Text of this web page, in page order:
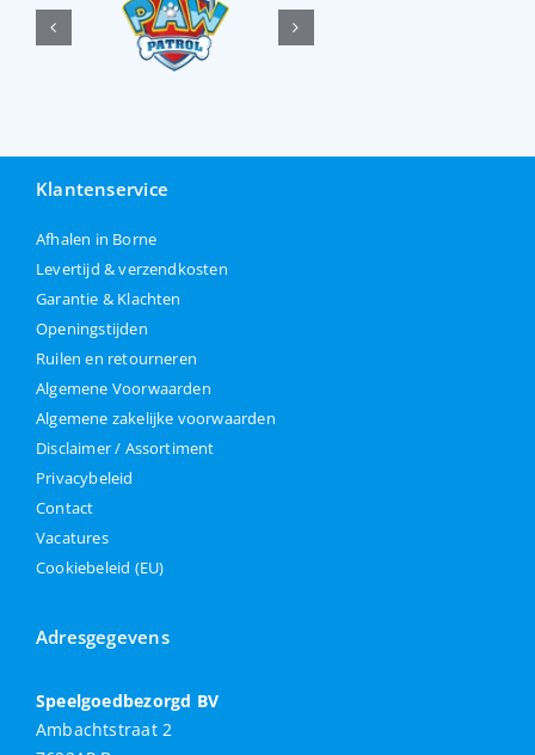
Klantenservice
Afhalen in Borne
Levertijd & verzendkosten
Garantie & Klachten
Openingstijden
Ruilen en retourneren
Algemene Voorwaarden
Algemene zakelijke voorwaarden
Disclaimer / Assortiment
Privacybeleid
Contact
Vacatures
Cookiebeleid (EU)
Adresgegevens
Speelgoedbezorgd BV
Ambachtstraat 2